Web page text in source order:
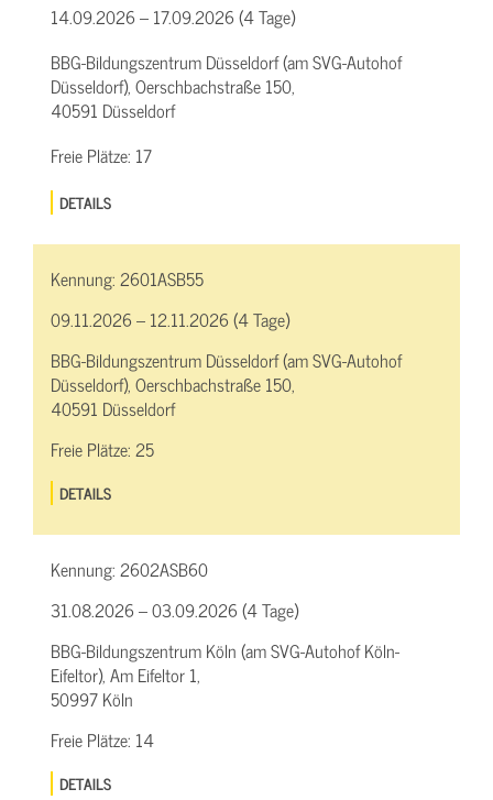
14.09.2026 – 17.09.2026 (4 Tage)
BBG-Bildungszentrum Düsseldorf (am SVG-Autohof
Düsseldorf), Oerschbachstraße 150,
40591 Düsseldorf
Freie Plätze: 17
DETAILS
Kennung:2601ASB55
09.11.2026 – 12.11.2026 (4 Tage)
BBG-Bildungszentrum Düsseldorf (am SVG-Autohof
Düsseldorf), Oerschbachstraße 150,
40591 Düsseldorf
Freie Plätze:25
DETAILS
Kennung:2602ASB60
31.08.2026 – 03.09.2026 (4 Tage)
BBG-Bildungszentrum Köln (am SVG-Autohof Köln-
Eifeltor), Am Eifeltor 1,
50997 Köln
Freie Plätze: 14
DETAILS